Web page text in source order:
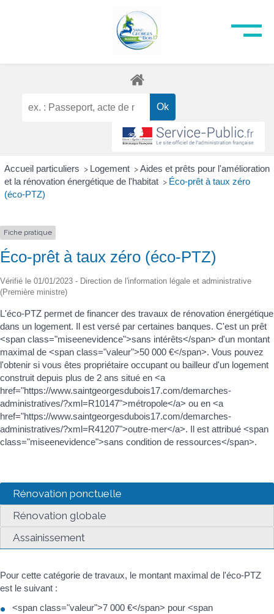
Accueil particuliers > Logement > Aides et prêts pour l'amélioration
et la rénovation énergétique de l'habitat > Éco-prêt à taux zéro
(éco-PTZ)
Fiche pratique
Éco-prêt à taux zéro (éco-PTZ)
Vérifié le 01/01/2023 - Direction de l'information légale et administrative
(Première ministre)
L'éco-PTZ permet de financer des travaux de rénovation énergétique
dans un logement. Il est versé par certaines banques. C'est un prêt
<span class="miseenevidence">sans intérêts</span> d'un montant
maximal de <span class="valeur">50 000 €</span>. Vous pouvez
l'obtenir si vous êtes propriétaire occupant ou bailleur d'un logement
construit depuis plus de 2 ans situé en <a
href="https://www.saintgeorgesdubois17.com/demarches-
administratives/?xml=R10147">métropole</a> ou en <a
href="https://www.saintgeorgesdubois17.com/demarches-
administratives/?xml=R41207">outre-mer</a>. Il est attribué <span
class="miseenevidence">sans condition de ressources</span>.
Rénovation ponctuelle
Rénovation globale
Assainissement
Pour cette catégorie de travaux, le montant maximal de l'éco-PTZ
est le suivant :
<span class="valeur">7 000 €</span> pour <span